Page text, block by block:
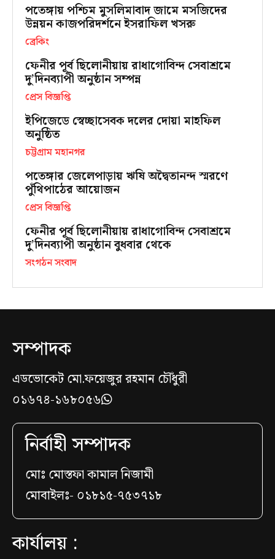
পতেঙ্গায় পশ্চিম মুসলিমাবাদ জামে মসজিদের
উন্নয়ন কাজপরিদর্শনে ইসরাফিল খসরু
ব্রেকিং
ফেনীর পূর্ব ছিলোনীয়ায় রাধাগোবিন্দ সেবাশ্রমে
দু’দিনব্যাপী অনুষ্ঠান সম্পন্ন
প্রেস বিজ্ঞপ্তি
ইপিজেডে স্বেচ্ছাসেবক দলের দোয়া মাহফিল
অনুষ্ঠিত
চট্টগ্রাম মহানগর
পতেঙ্গার জেলেপাড়ায় ঋষি অদ্বৈতানন্দ স্মরণে
পুঁথিপাঠের আয়োজন
প্রেস বিজ্ঞপ্তি
ফেনীর পূর্ব ছিলোনীয়ায় রাধাগোবিন্দ সেবাশ্রমে
দু’দিনব্যাপী অনুষ্ঠান বুধবার থেকে
সংগঠন সংবাদ
সম্পাদক
এডভোকেট মো.ফয়েজুর রহমান চৌঁধুরী
০১৬৭৪-১৬৮০৫৬
নির্বাহী সম্পাদক
মোঃ মোস্তফা কামাল নিজামী
মোবাইলঃ- ০১৮১৫-৭৫৩৭১৮
কার্যালয় :